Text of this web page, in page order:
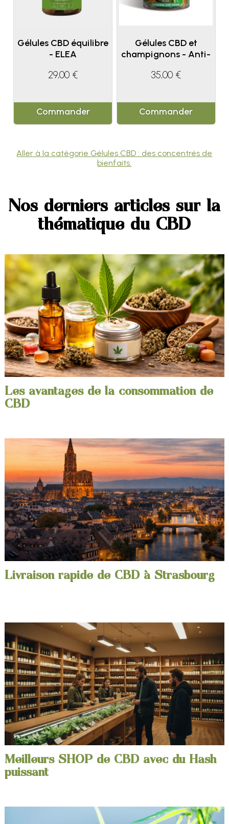
Gélules CBD équilibre
- ELEA
29,00 €
Commander
Gélules CBD et
champignons - Anti-
35,00 €
Commander
Aller à la catégorie Gélules CBD : des concentrés de
bienfaits.
Nos derniers articles sur la
thématique du CBD
Les avantages de la consommation de
CBD
Livraison rapide de CBD à Strasbourg
Meilleurs SHOP de CBD avec du Hash
puissant